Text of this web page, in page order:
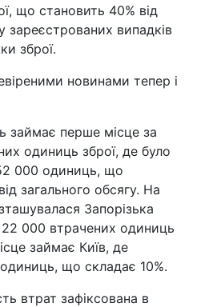
що становить 40% від
зареєстрованих випадків
зброї.
новинами тепер і
займає перше місце за
одиниць зброї, де було
000 одиниць, що
загального обсягу. На
Запорізька
000 втрачених одиниць
займає Київ, де
що складає 10%.
втрат зафіксована в